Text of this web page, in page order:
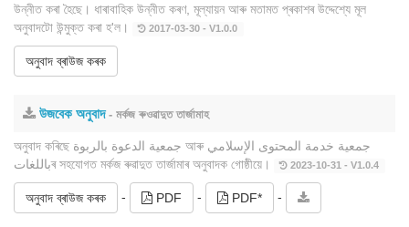
উন্নীত কৰা হৈছে। ধাৰাবাহিক উন্নীত কৰণ, মূল্যায়ন আৰু মতামত প্ৰকাশৰ উদ্দেশ্যে মূল
অনুবাদটো উন্মুক্ত কৰা হ'ল।
2017-03-30 - V1.0.0
অনুবাদ ব্ৰাউজ কৰক
উজবেক অনুবাদ- মৰ্কজ ৰুওৱাদুত তাৰ্জামাহ
অনুবাদ কৰিছে جمعية الدعوة بالربوة আৰু جمعية خدمة المحتوى الإسلامي
باللغاتৰ সহযোগত মৰ্কজ ৰুৱাদুত তাৰ্জামাৰ অনুবাদক গোষ্ঠীয়ে।
2023-10-31 - V1.0.4
অনুবাদ ব্ৰাউজ কৰক - PDF - PDF* -